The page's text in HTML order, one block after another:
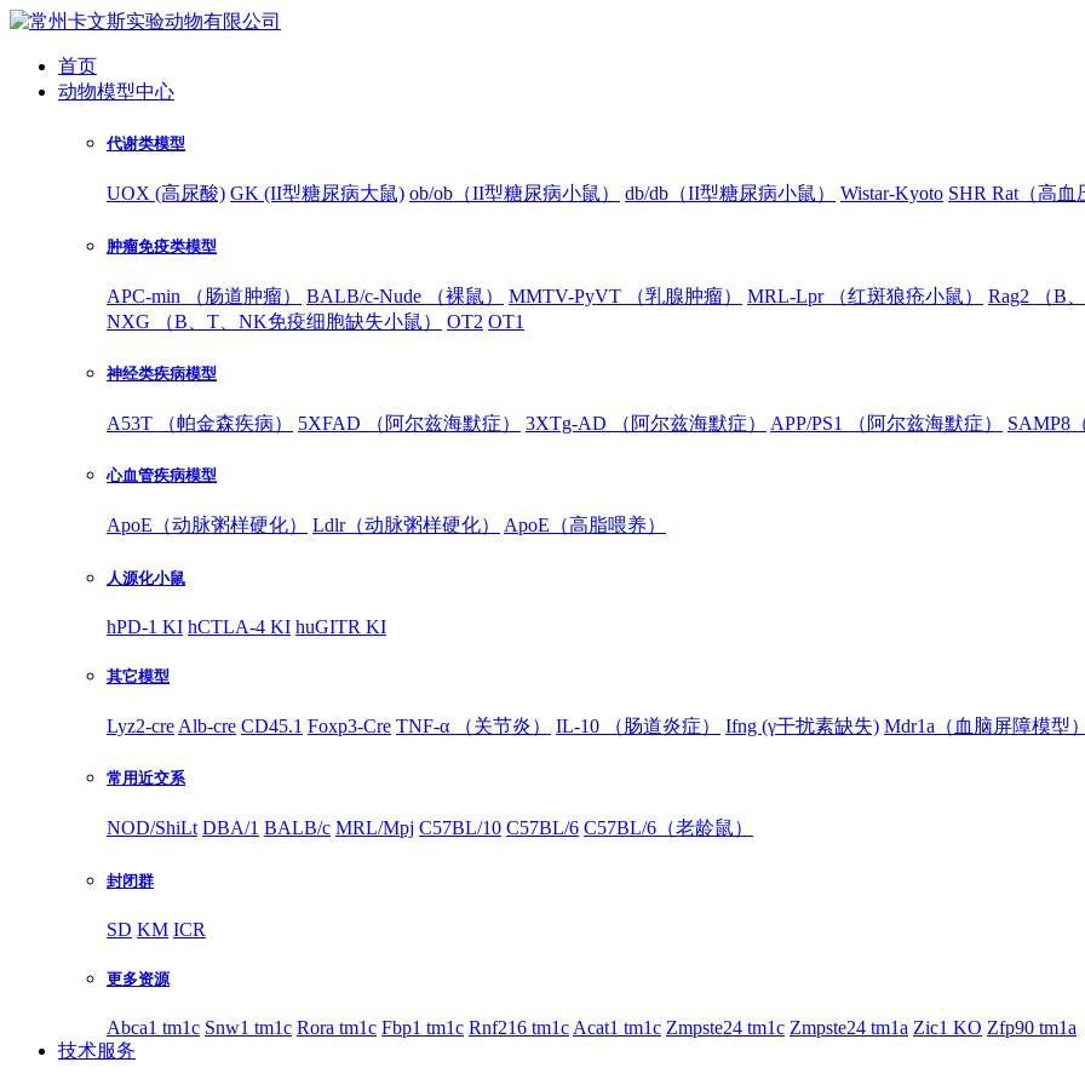
首页
动物模型中心
代谢类模型
UOX (高尿酸) GK (II型糖尿病大鼠) ob/ob（II型糖尿病小鼠） db/db（II型糖尿病小鼠） Wistar-Kyoto SHR Rat（高血
肿瘤免疫类模型
APC-min （肠道肿瘤） BALB/c-Nude （裸鼠） MMTV-PyVT （乳腺肿瘤） MRL-Lpr （红斑狼疮小鼠） Rag2 （B
NXG （B、T、NK免疫细胞缺失小鼠）
OT2 OT1
神经类疾病模型
A53T （帕金森疾病） 5XFAD （阿尔兹海默症） 3XTg-AD （阿尔兹海默症） APP/PS1 （阿尔兹海默症） SAMP8
心血管疾病模型
ApoE（动脉粥样硬化） Ldlr（动脉粥样硬化） ApoE（高脂喂养）
人源化小鼠
hPD-1 KI hCTLA-4 KI huGITR KI
其它模型
Lyz2-cre Alb-cre CD45.1 Foxp3-Cre TNF-α （关节炎） IL-10 （肠道炎症） Ifng (γ干扰素缺失) Mdr1a（血脑屏障模型）
常用近交系
NOD/ShiLt DBA/1 BALB/c MRL/Mpj C57BL/10 C57BL/6 C57BL/6（老龄鼠）
封闭群
SD KM ICR
更多资源
Abca1 tm1c Snw1 tm1c Rora tm1c Fbp1 tm1c Rnf216 tm1c Acat1 tm1c Zmpste24 tm1c Zmpste24 tm1a Zic1 KO Zfp90 tm1a
技术服务